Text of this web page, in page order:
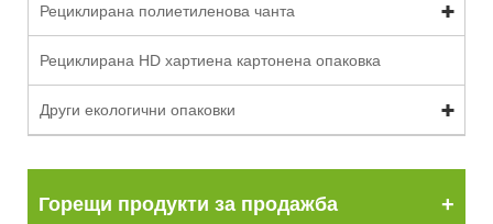
Рециклирана полиетиленова чанта
Рециклирана HD хартиена картонена опаковка
Други екологични опаковки
Горещи продукти за продажба